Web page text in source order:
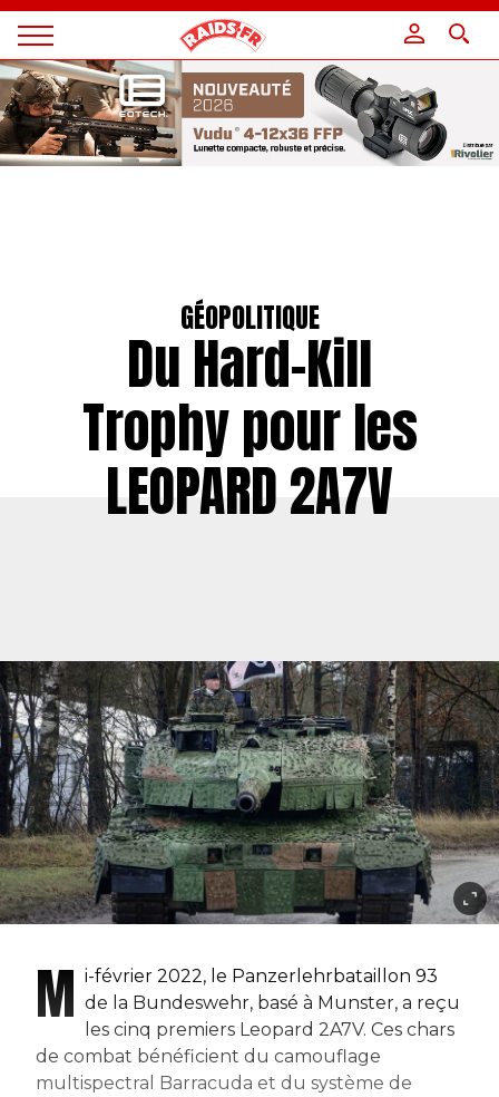
Magazine
Raids
GÉOPOLITIQUE
Du Hard-Kill
Trophy pour les
LEOPARD 2A7V
M i-février 2022, le Panzerlehrbataillon 93
de la Bundeswehr, basé à Munster, a reçu
les cinq premiers Leopard 2A7V. Ces chars
de combat bénéficient du camouflage
multispectral Barracuda et du système de
Panneau de gestion des cookies